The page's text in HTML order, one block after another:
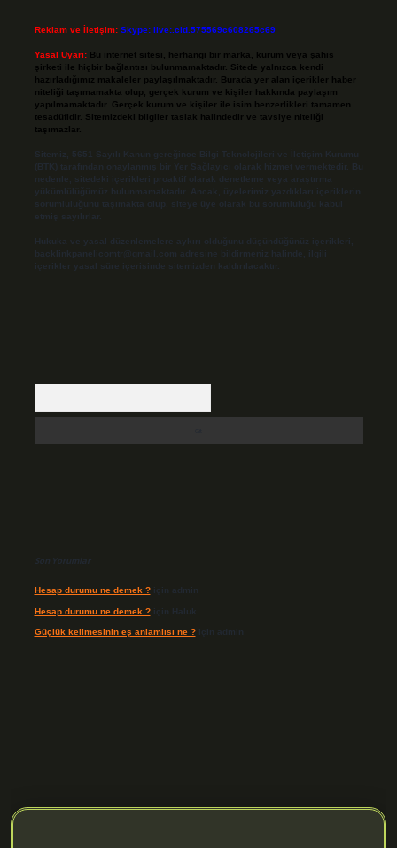
Reklam ve İletişim: Skype: live:.cid.575569c608265c69
Yasal Uyarı: Bu internet sitesi, herhangi bir marka, kurum veya şahıs
şirketi ile hiçbir bağlantısı bulunmamaktadır. Sitede yalnızca kendi
hazırladığımız makaleler paylaşılmaktadır. Burada yer alan içerikler haber
niteliği taşımamakta olup, gerçek kurum ve kişiler hakkında paylaşım
yapılmamaktadır. Gerçek kurum ve kişiler ile isim benzerlikleri tamamen
tesadüfidir. Sitemizdeki bilgiler taslak halindedir ve tavsiye niteliği
taşımazlar.
Sitemiz, 5651 Sayılı Kanun gereğince Bilgi Teknolojileri ve İletişim Kurumu
(BTK) tarafından onaylanmış bir Yer Sağlayıcı olarak hizmet vermektedir. Bu
nedenle, sitedeki içerikleri proaktif olarak denetleme veya araştırma
yükümlülüğümüz bulunmamaktadır. Ancak, üyelerimiz yazdıkları içeriklerin
sorumluluğunu taşımakta olup, siteye üye olarak bu sorumluluğu kabul
etmiş sayılırlar.
Hukuka ve yasal düzenlemelere aykırı olduğunu düşündüğünüz içerikleri,
backlinkpanelicomtr@gmail.com adresine bildirmeniz halinde, ilgili
içerikler yasal süre içerisinde sitemizden kaldırılacaktır.
Son Yorumlar
Hesap durumu ne demek ?için admin
Hesap durumu ne demek ?için Haluk
Güçlük kelimesinin eş anlamlısı ne ?için admin